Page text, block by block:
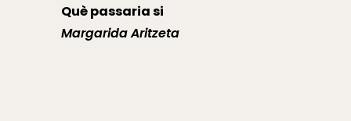
Què passaria si
Margarida Aritzeta